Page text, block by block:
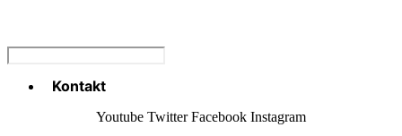
Menü Kontakt
Youtube Twitter Facebook Instagram